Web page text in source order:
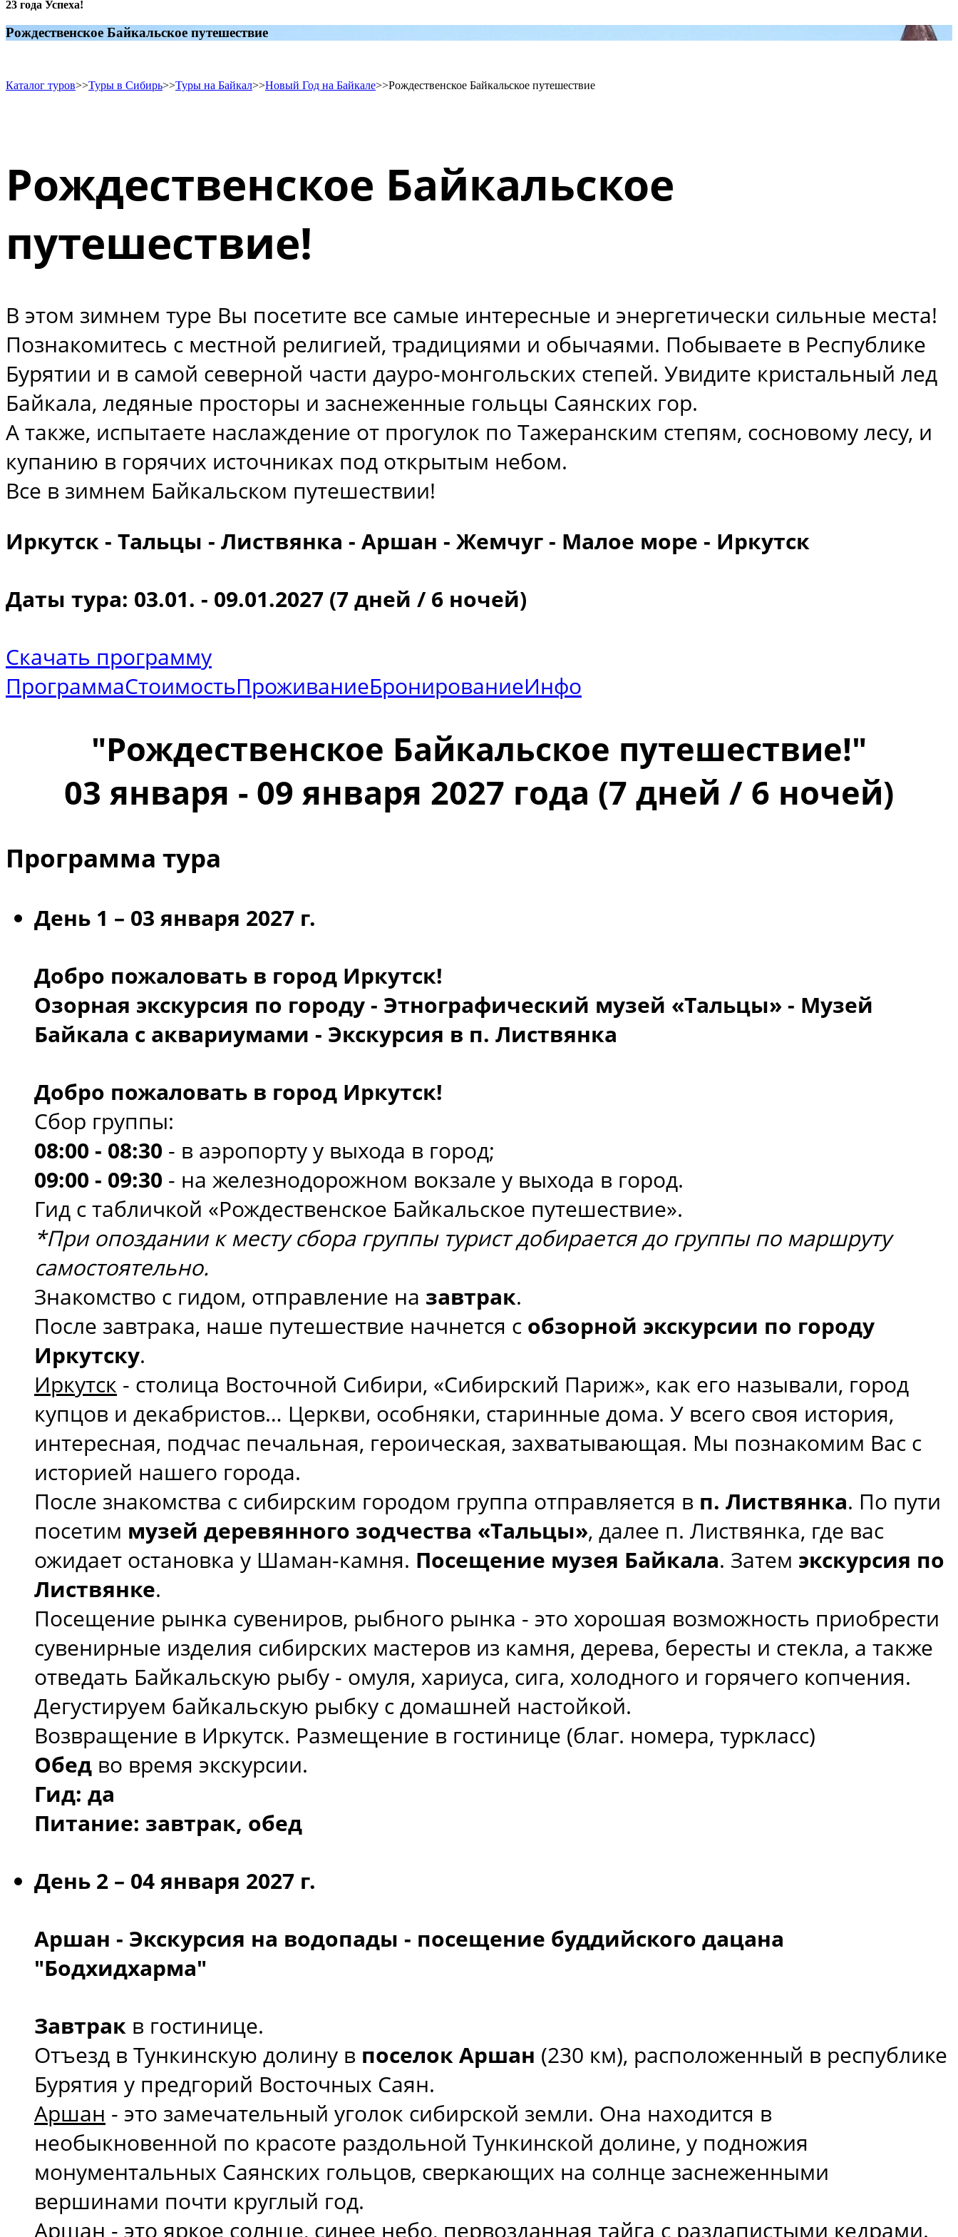
23 года Успеха!
Рождественское Байкальское путешествие
Каталог туров>>Туры в Сибирь>>Туры на Байкал>>Новый Год на Байкале>>Рождественское Байкальское путешествие
Рождественское Байкальское
путешествие!
В этом зимнем туре Вы посетите все самые интересные и энергетически сильные места!
Познакомитесь с местной религией, традициями и обычаями. Побываете в Республике
Бурятии и в самой северной части дауро-монгольских степей. Увидите кристальный лед
Байкала, ледяные просторы и заснеженные гольцы Саянских гор.
А также, испытаете наслаждение от прогулок по Тажеранским степям, сосновому лесу, и
купанию в горячих источниках под открытым небом.
Все в зимнем Байкальском путешествии!
Иркутск - Тальцы - Листвянка - Аршан - Жемчуг - Малое море - Иркутск
Даты тура: 03.01. - 09.01.2027 (7 дней / 6 ночей)
Скачать программу
ПрограммаСтоимостьПроживаниеБронированиеИнфо
"Рождественское Байкальское путешествие!"
03 января - 09 января 2027 года (7 дней / 6 ночей)
Программа тура
День 1 – 03 января 2027 г.
Добро пожаловать в город Иркутск!
Озорная экскурсия по городу - Этнографический музей «Тальцы» - Музей
Байкала с аквариумами - Экскурсия в п. Листвянка
Добро пожаловать в город Иркутск!
Сбор группы:
08:00 - 08:30 - в аэропорту у выхода в город;
09:00 - 09:30 - на железнодорожном вокзале у выхода в город.
Гид с табличкой «Рождественское Байкальское путешествие».
*При опоздании к месту сбора группы турист добирается до группы по маршруту
самостоятельно.
Знакомство с гидом, отправление на завтрак.
После завтрака, наше путешествие начнется с обзорной экскурсии по городу
Иркутску.
Иркутск - столица Восточной Сибири, «Сибирский Париж», как его называли, город
купцов и декабристов… Церкви, особняки, старинные дома. У всего своя история,
интересная, подчас печальная, героическая, захватывающая. Мы познакомим Вас с
историей нашего города.
После знакомства с сибирским городом группа отправляется в п. Листвянка. По пути
посетим музей деревянного зодчества «Тальцы», далее п. Листвянка, где вас
ожидает остановка у Шаман-камня. Посещение музея Байкала. Затем экскурсия по
Листвянке.
Посещение рынка сувениров, рыбного рынка - это хорошая возможность приобрести
сувенирные изделия сибирских мастеров из камня, дерева, бересты и стекла, а также
отведать Байкальскую рыбу - омуля, хариуса, сига, холодного и горячего копчения.
Дегустируем байкальскую рыбку с домашней настойкой.
Возвращение в Иркутск. Размещение в гостинице (благ. номера, туркласс)
Обед во время экскурсии.
Гид: да
Питание: завтрак, обед
День 2 – 04 января 2027 г.
Аршан - Экскурсия на водопады - посещение буддийского дацана
"Бодхидхарма"
Завтрак в гостинице.
Отъезд в Тункинскую долину в поселок Аршан (230 км), расположенный в республике
Бурятия у предгорий Восточных Саян.
Аршан - это замечательный уголок сибирской земли. Она находится в
необыкновенной по красоте раздольной Тункинской долине, у подножия
монументальных Саянских гольцов, сверкающих на солнце заснеженными
вершинами почти круглый год.
Аршан - это яркое солнце, синее небо, первозданная тайга с разлапистыми кедрами.